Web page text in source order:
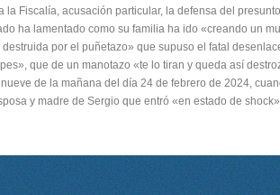
Fiscalía, acusación particular, la defensa del
ha lamentado como su familia ha ido «creando un
por el puñetazo» que supuso el fatal
que de un manotazo «te lo tiran y queda así
de la mañana del día 24 de febrero de 2024,
y madre de Sergio que entró «en estado de